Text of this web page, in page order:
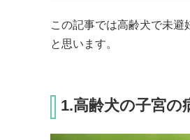
この記事では高齢犬で未
と思います。
1.高齢犬の子宮の